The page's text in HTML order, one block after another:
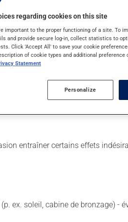
est possible que votre
pas plus, ni plus souvent
façon régulière et continue.
irritants comme le café, les mets
de limiter la
entraîner certains effets
ex. soleil, cabine de bronzage)
regarding cookies on this site
important to the proper functioning of a site. To
and provide secure log-in, collect statistics to
Click 'Accept All' to save your cookie
of cookie types and additional
Statement
Personalize